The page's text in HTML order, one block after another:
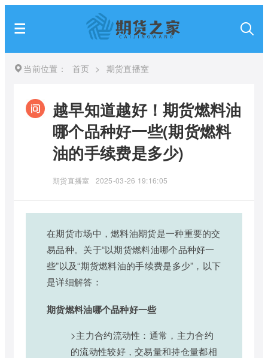
当前位置： 首页 > 期货直播室
越早知道越好！期货燃料油
哪个品种好一些(期货燃料
油的手续费是多少)
期货直播室 2025-03-26 19:16:05
在期货市场中，燃料油期货是一种重要的交
易品种。关于“以期货燃料油哪个品种好一
些”以及“期货燃料油的手续费是多少”，以下
是详细解答：
期货燃料油哪个品种好一些
>主力合约流动性：通常，主力合约
的流动性较好，交易量和持仓量都相